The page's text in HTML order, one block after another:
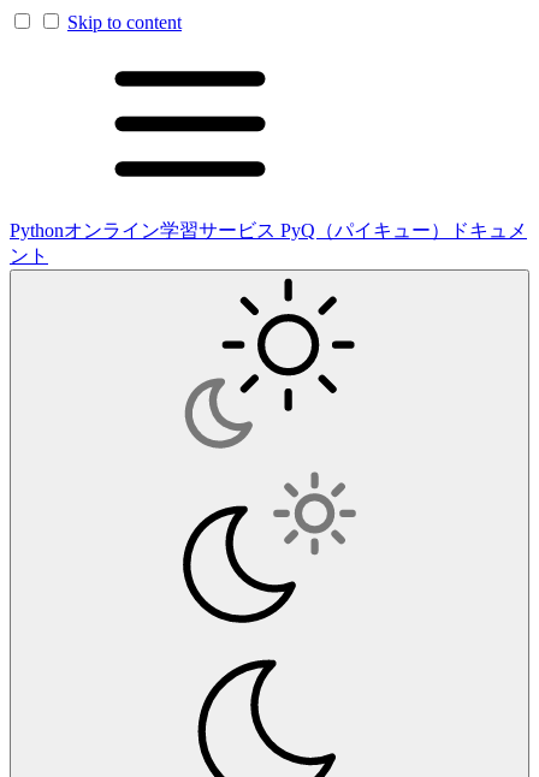
Skip to content
Pythonオンライン学習サービス PyQ（パイキュー）ドキュメ
ント